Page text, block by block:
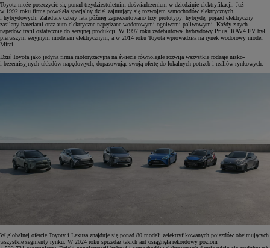
Toyota może poszczycić się ponad trzydziestoletnim doświadczeniem w dziedzinie elektryfikacji. Już
w 1992 roku firma powołała specjalny dział zajmujący się rozwojem samochodów elektrycznych
i hybrydowych. Zaledwie cztery lata później zaprezentowano trzy prototypy: hybrydę, pojazd elektryczny
zasilany bateriami oraz auto elektryczne napędzane wodorowymi ogniwami paliwowymi. Każdy z tych
napędów trafił ostatecznie do seryjnej produkcji. W 1997 roku zadebiutował hybrydowy Prius, RAV4 EV był
pierwszym seryjnym modelem elektrycznym, a w 2014 roku Toyota wprowadziła na rynek wodorowy model
Mirai.
Dziś Toyota jako jedyna firma motoryzacyjna na świecie równolegle rozwija wszystkie rodzaje nisko-
i bezemisyjnych układów napędowych, dopasowując swoją ofertę do lokalnych potrzeb i realiów rynkowych.
W globalnej ofercie Toyoty i Lexusa znajduje się ponad 80 modeli zelektryfikowanych pojazdów obejmujących
wszystkie segmenty rynku. W 2024 roku sprzedaż takich aut osiągnęła rekordowy poziom